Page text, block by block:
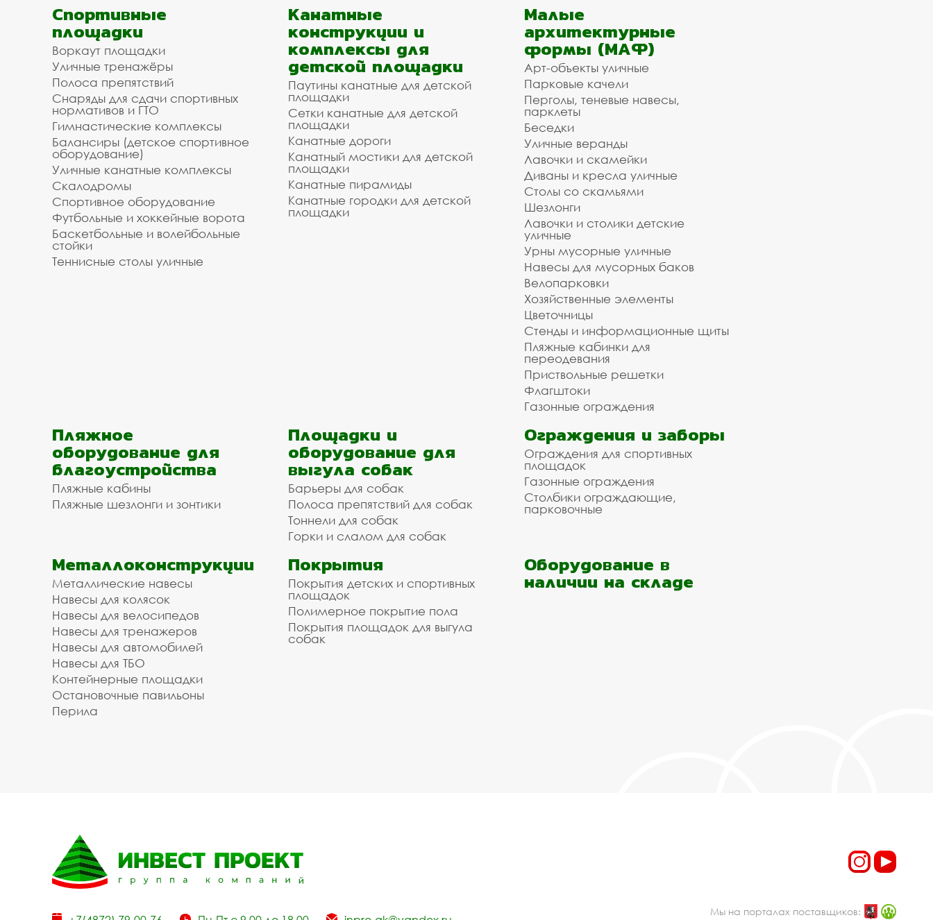
Спортивные
площадки
Воркаут площадки
Уличные тренажёры
Полоса препятствий
Снаряды для сдачи спортивных
нормативов и ГТО
Гимнастические комплексы
Балансиры (детское спортивное
оборудование)
Уличные канатные комплексы
Скалодромы
Спортивное оборудование
Футбольные и хоккейные ворота
Баскетбольные и волейбольные
стойки
Теннисные столы уличные
Канатные
конструкции и
комплексы для
детской площадки
Паутины канатные для детской
площадки
Сетки канатные для детской
площадки
Канатные дороги
Канатный мостики для детской
площадки
Канатные пирамиды
Канатные городки для детской
площадки
Малые
архитектурные
формы (МАФ)
Арт-объекты уличные
Парковые качели
Перголы, теневые навесы,
парклеты
Беседки
Уличные веранды
Лавочки и скамейки
Диваны и кресла уличные
Столы со скамьями
Шезлонги
Лавочки и столики детские
уличные
Урны мусорные уличные
Навесы для мусорных баков
Велопарковки
Хозяйственные элементы
Цветочницы
Стенды и информационные щиты
Пляжные кабинки для
переодевания
Приствольные решетки
Флагштоки
Газонные ограждения
Пляжное
оборудование для
благоустройства
Пляжные кабины
Пляжные шезлонги и зонтики
Площадки и
оборудование для
выгула собак
Барьеры для собак
Полоса препятствий для собак
Тоннели для собак
Горки и слалом для собак
Ограждения и заборы
Ограждения для спортивных
площадок
Газонные ограждения
Столбики ограждающие,
парковочные
Металлоконструкции
Металлические навесы
Навесы для колясок
Навесы для велосипедов
Навесы для тренажеров
Навесы для автомобилей
Навесы для ТБО
Контейнерные площадки
Остановочные павильоны
Перила
Покрытия
Покрытия детских и спортивных
площадок
Полимерное покрытие пола
Покрытия площадок для выгула
собак
Оборудование в
наличии на складе
Мы на порталах поставщиков: